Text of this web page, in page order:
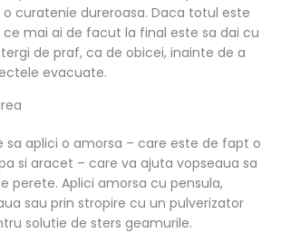
curatenie dureroasa. Daca totul este
mai ai de facut la final este sa dai cu
de praf, ca de obicei, inainte de a
evacuate.
sa aplici o amorsa – care este de fapt o
si aracet – care va ajuta vopseaua sa
perete. Aplici amorsa cu pensula,
sau prin stropire cu un pulverizator
solutie de sters geamurile.